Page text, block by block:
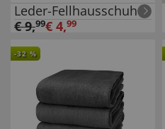
Leder-Fellhausschuhe
€9,99€ 4,99
-32 %